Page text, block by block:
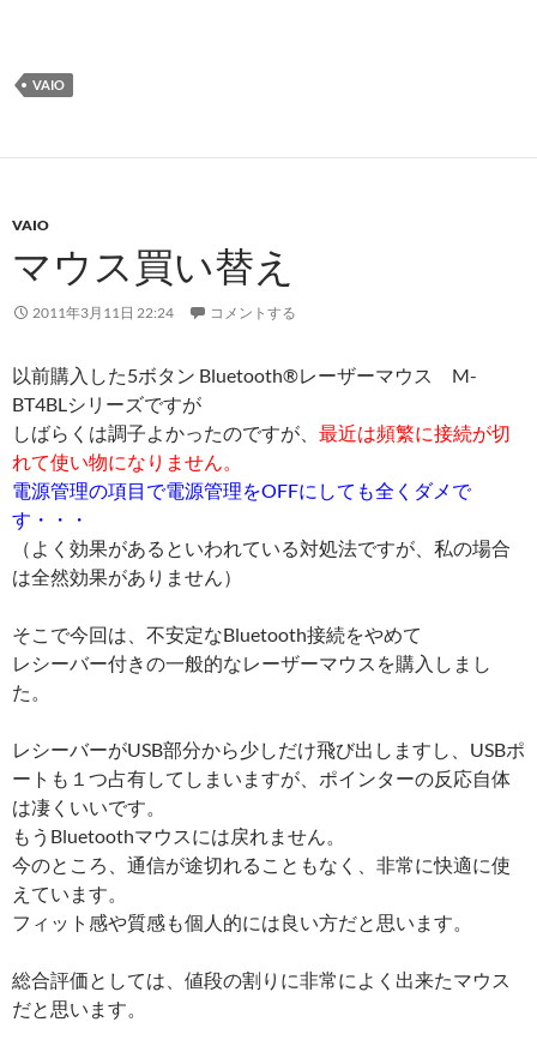
VAIO
VAIO
マウス買い替え
2011年3月11日 22:24 コメントする
以前購入した5ボタン Bluetooth®レーザーマウス M-
BT4BLシリーズですが
しばらくは調子よかったのですが、 最近は頻繁に接続が切
れて使い物になりません。
電源管理の項目で電源管理をOFFにしても全くダメで
す・・・
（よく効果があるといわれている対処法ですが、私の場合
は全然効果がありません）
そこで今回は、不安定なBluetooth接続をやめて
レシーバー付きの一般的なレーザーマウスを購入しまし
た。
レシーバーがUSB部分から少しだけ飛び出しますし、USBポ
ートも１つ占有してしまいますが、ポインターの反応自体
は凄くいいです。
もうBluetoothマウスには戻れません。
今のところ、通信が途切れることもなく、非常に快適に使
えています。
フィット感や質感も個人的には良い方だと思います。
総合評価としては、値段の割りに非常によく出来たマウス
だと思います。